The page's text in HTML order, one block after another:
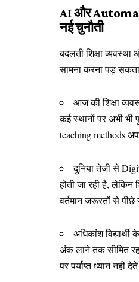
AI और
नई चुनौती
बदलती शिक्षा
सामना करना पड़
आज की शिक्षा
कई स्थानों पर अभी भी
teaching methods
दुनिया तेजी से
होती जा रही है, लेकिन
वर्तमान जरूरतों से पीछे
अधिकांश
अंक लाने तक सीमित
पर पर्याप्त ध्यान नहीं